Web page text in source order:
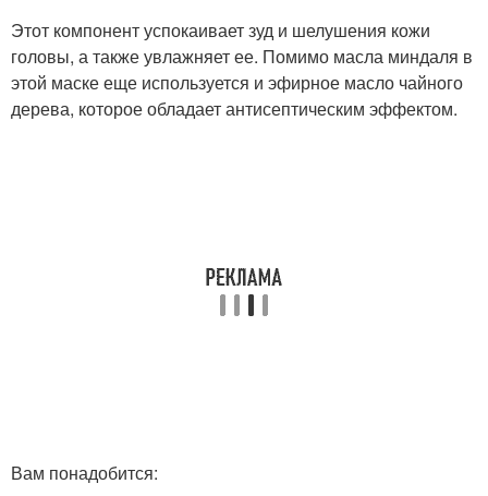
Этот компонент успокаивает зуд и шелушения кожи
головы, а также увлажняет ее. Помимо масла миндаля в
этой маске еще используется и эфирное масло чайного
дерева, которое обладает антисептическим эффектом.
Вам понадобится: